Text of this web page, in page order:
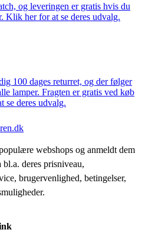
og leveringen er gratis hvis du
Klik her for at se deres udvalg.
100 dages returret, og der følger
lamper. Fragten er gratis ved køb
se deres udvalg.
webshops og anmeldt dem
deres prisniveau,
brugervenlighed, betingelser,